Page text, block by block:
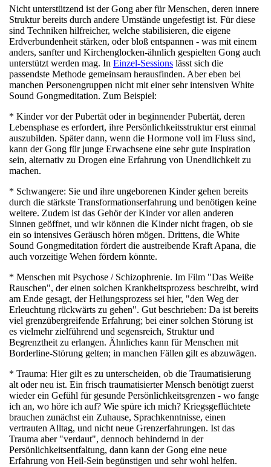
Nicht unterstützend ist der Gong aber für Menschen, deren innere
Struktur bereits durch andere Umstände ungefestigt ist. Für diese
sind Techniken hilfreicher, welche stabilisieren, die eigene
Erdverbundenheit stärken, oder bloß entspannen - was mit einem
anders, sanfter und Kirchenglocken-ähnlich gespielten Gong auch
unterstützt werden mag. In Einzel-Sessions lässt sich die
passendste Methode gemeinsam herausfinden. Aber eben bei
manchen Personengruppen nicht mit einer sehr intensiven White
Sound Gongmeditation. Zum Beispiel:
* Kinder vor der Pubertät oder in beginnender Pubertät, deren
Lebensphase es erfordert, ihre Persönlichkeitsstruktur erst einmal
auszubilden. Später dann, wenn die Hormone voll im Fluss sind,
kann der Gong für junge Erwachsene eine sehr gute Inspiration
sein, alternativ zu Drogen eine Erfahrung von Unendlichkeit zu
machen.
* Schwangere: Sie und ihre ungeborenen Kinder gehen bereits
durch die stärkste Transformationserfahrung und benötigen keine
weitere. Zudem ist das Gehör der Kinder vor allen anderen
Sinnen geöffnet, und wir können die Kinder nicht fragen, ob sie
ein so intensives Geräusch hören mögen. Drittens, die White
Sound Gongmeditation fördert die austreibende Kraft Apana, die
auch vorzeitige Wehen fördern könnte.
* Menschen mit Psychose / Schizophrenie. Im Film "Das Weiße
Rauschen", der einen solchen Krankheitsprozess beschreibt, wird
am Ende gesagt, der Heilungsprozess sei hier, "den Weg der
Erleuchtung rückwärts zu gehen". Gut beschrieben: Da ist bereits
viel grenzübergreifende Erfahrung; bei einer solchen Störung ist
es vielmehr zielführend und segensreich, Struktur und
Begrenztheit zu erlangen. Ähnliches kann für Menschen mit
Borderline-Störung gelten; in manchen Fällen gilt es abzuwägen.
* Trauma: Hier gilt es zu unterscheiden, ob die Traumatisierung
alt oder neu ist. Ein frisch traumatisierter Mensch benötigt zuerst
wieder ein Gefühl für gesunde Persönlichkeitsgrenzen - wo fange
ich an, wo höre ich auf? Wie spüre ich mich? Kriegsgeflüchtete
brauchen zunächst ein Zuhause, Sprachkenntnisse, einen
vertrauten Alltag, und nicht neue Grenzerfahrungen. Ist das
Trauma aber "verdaut", dennoch behindernd in der
Persönlichkeitsentfaltung, dann kann der Gong eine neue
Erfahrung von Heil-Sein begünstigen und sehr wohl helfen.